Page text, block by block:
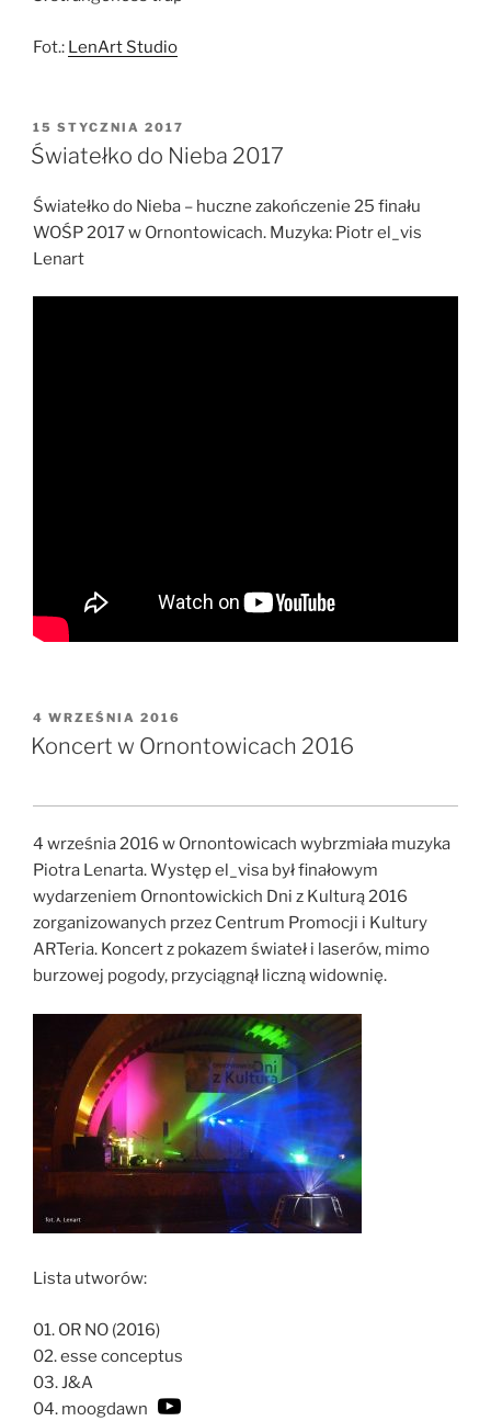
Fot.: LenArt Studio
OPUBLIKOWANE
W
15 STYCZNIA 2017
Światełko do Nieba 2017
Światełko do Nieba – huczne zakończenie 25 finału
WOŚP 2017 w Ornontowicach. Muzyka: Piotr el_vis
Lenart
OPUBLIKOWANE
W
4 WRZEŚNIA 2016
Koncert w Ornontowicach 2016
4 września 2016 w Ornontowicach wybrzmiała muzyka
Piotra Lenarta. Występ el_visa był finałowym
wydarzeniem Ornontowickich Dni z Kulturą 2016
zorganizowanych przez Centrum Promocji i Kultury
ARTeria. Koncert z pokazem świateł i laserów, mimo
burzowej pogody, przyciągnął liczną widownię.
Lista utworów:
01. OR NO (2016)
02. esse conceptus
03. J&A
04. moogdawn